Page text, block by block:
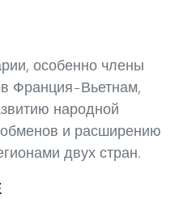
особенно члены
Франция–Вьетнам,
народной
и расширению
двух стран.